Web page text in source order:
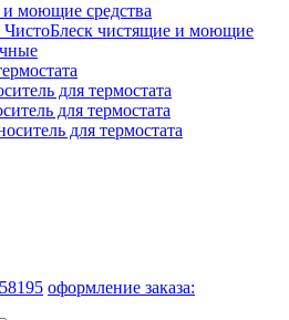
моющие средства
чистящие и моющие
для термостата
для термостата
для термостата
оформление заказа: